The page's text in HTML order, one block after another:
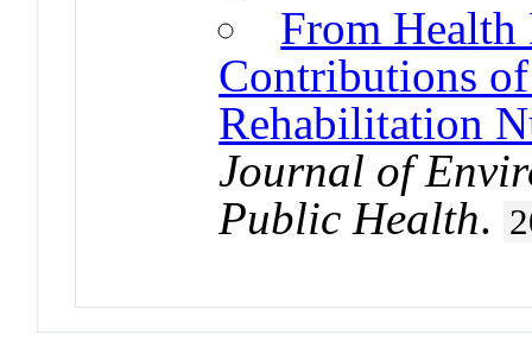
From
Contributions
Rehabilitation
Journal of
Public Health.